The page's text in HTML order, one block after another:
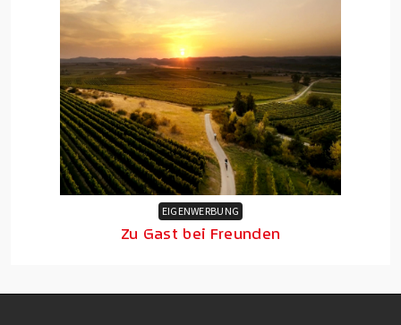
EIGENWERBUNG
Zu Gast bei Freunden